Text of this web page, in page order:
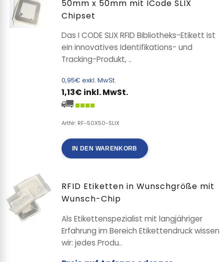
50mm x 50mm mit ICode SLIX
Chipset
Das I CODE SLIX RFID Bibliotheks-Etikett ist
ein innovatives Identifikations- und
Tracking-Produkt, ..
0,95€ exkl. MwSt.
1,13€ inkl. MwSt.
ArtNr: RF-50X50-SLIX
IN DEN WARENKORB
RFID Etiketten in Wunschgröße mit
Wunsch-Chip
Als Etikettenspezialist mit langjähriger
Erfahrung im Bereich Etikettendruck wissen
wir: jedes Produ..